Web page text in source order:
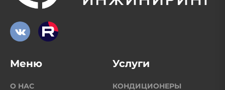
Меню
О НАС
Услуги
КОНДИЦИОНЕРЫ